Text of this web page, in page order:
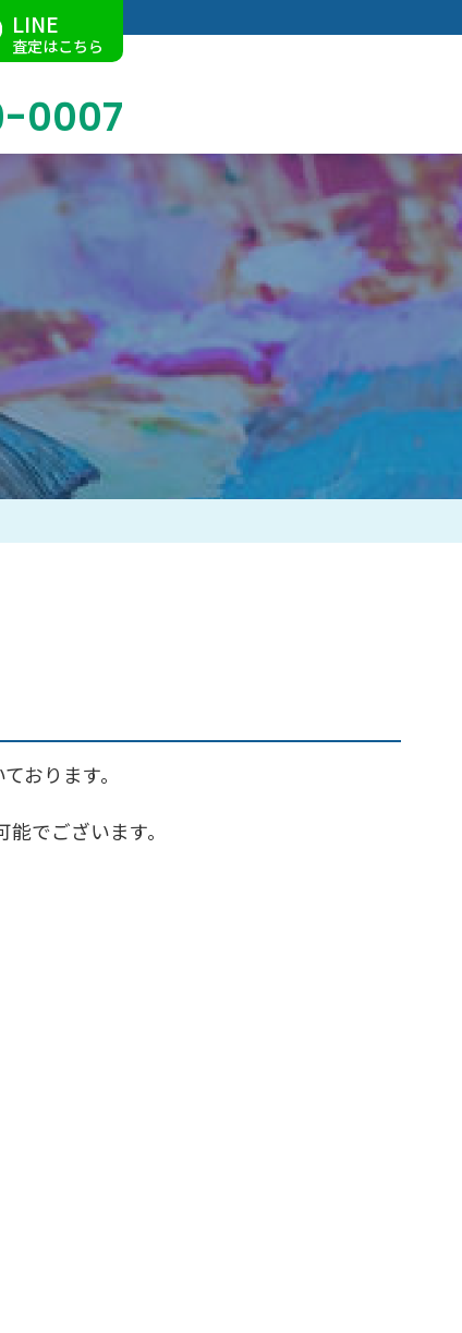
Facebook
器・陶器買取
品・古美術品買取
エリー・ウォッチ買取
買取
LINE
査定はこちら
0007
おります。
でございます。